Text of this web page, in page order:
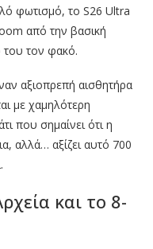
φωτισμό, το S26 Ultra
από την βασική
του τον φακό.
αξιοπρεπή αισθητήρα
με χαμηλότερη
που σημαίνει ότι η
αλλά… αξίζει αυτό 700
και το 8-